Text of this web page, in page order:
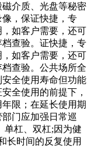
介质、光盘等秘密
，保证快捷，专
如客户需要，还可
查验。证快捷，专
如客户需要，还可
查验。公共场所全
全使用寿命但功能
全使用的前提下，
限；在延长使用期
门应加强日常巡
单杠、双杠;因为健
长时间的反复使用